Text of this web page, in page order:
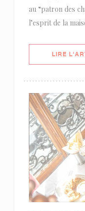
au “patron des
l’esprit de la
LIRE